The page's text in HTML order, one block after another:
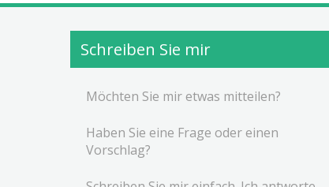
Schreiben Sie mir
Möchten Sie mir etwas mitteilen?
Haben Sie eine Frage oder einen
Vorschlag?